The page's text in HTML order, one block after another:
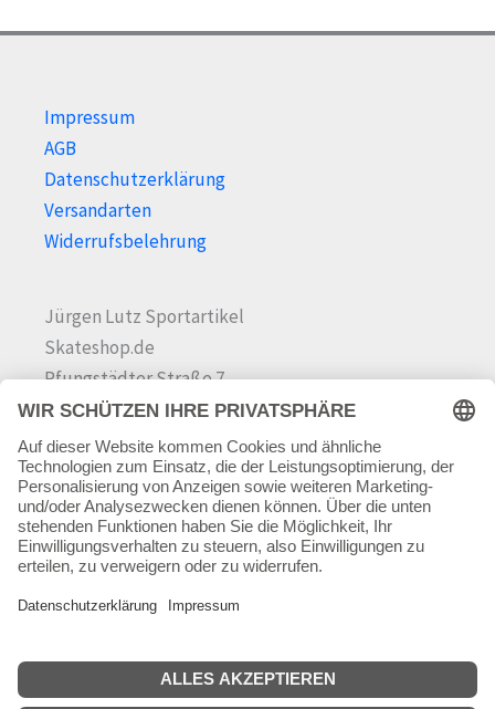
Impressum
AGB
Datenschutzerklärung
Versandarten
Widerrufsbelehrung
Jürgen Lutz Sportartikel
Skateshop.de
Pfungstädter Straße 7
64342 Seeheim-Jugenheim
Tel.06257 868181
Mail:info@skateshop.de
Warenkorb
Mein Konto